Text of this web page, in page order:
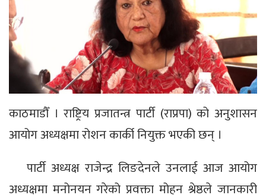
काठमाडौँ । राष्ट्रिय प्रजातन्त्र पार्टी (राप्रपा) को अनुशासन
आयोग अध्यक्षमा रोशन कार्की नियुक्त भएकी छन् ।
पार्टी अध्यक्ष राजेन्द्र लिङदेनले उनलाई आज आयोग
अध्यक्षमा मनोनयन गरेको प्रवक्ता मोहन श्रेष्ठले जानकारी